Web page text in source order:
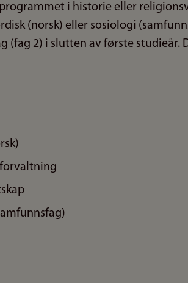
i historie eller
(norsk) eller sosiologi
(fag 2) i slutten av første studieår.